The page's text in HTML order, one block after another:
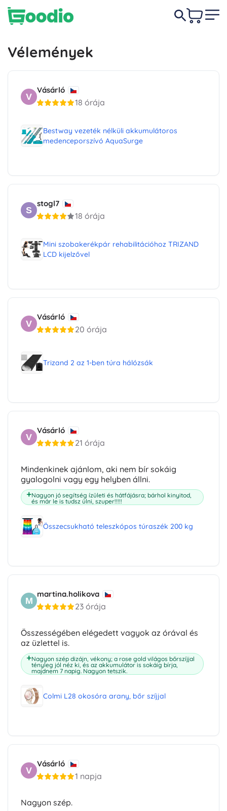
Vélemények
V
Vásárló
18 órája
Bestway vezeték nélküli akkumulátoros
medenceporszívó AquaSurge
S
stogl7
18 órája
Mini szobakerékpár rehabilitációhoz TRIZAND
LCD kijelzővel
V
Vásárló
20 órája
Trizand 2 az 1-ben túra hálózsák
V
Vásárló
21 órája
Mindenkinek ajánlom, aki nem bír sokáig
gyalogolni vagy egy helyben állni.
Nagyon jó segítség ízületi és hátfájásra; bárhol kinyitod,
és már le is tudsz ülni, szuper!!!!!
Összecsukható teleszkópos túraszék 200 kg
M
martina.holikova
23 órája
Összességében elégedett vagyok az órával és
az üzlettel is.
Nagyon szép dizájn, vékony; a rose gold világos bőrszíjjal
tényleg jól néz ki, és az akkumulátor is sokáig bírja,
majdnem 7 napig. Nagyon tetszik.
Colmi L28 okosóra arany, bőr szíjjal
V
Vásárló
1 napja
Nagyon szép.